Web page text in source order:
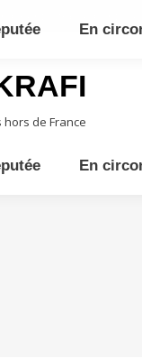
de France
En
En